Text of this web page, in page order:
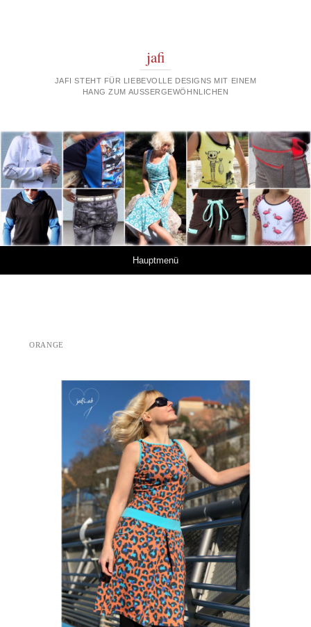
jafi
JAFI STEHT FÜR LIEBEVOLLE DESIGNS MIT EINEM
HANG ZUM AUSSERGEWÖHNLICHEN
Hauptmenü
ORANGE